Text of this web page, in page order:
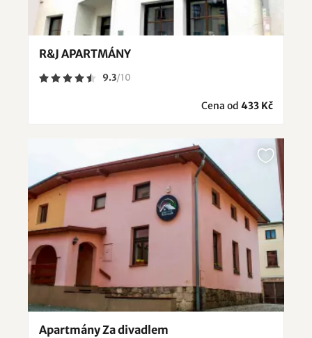
R&J APARTMÁNY
9.3/10
Cena od 433 Kč
Apartmány Za divadlem